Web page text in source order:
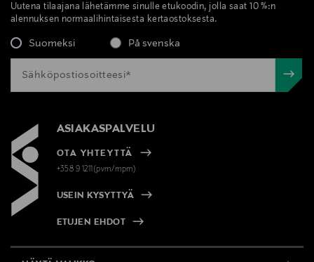
Uutena tilaajana lähetämme sinulle etukoodin, jolla saat 10 %:n
alennuksen normaalihintaisesta kertaostoksesta.
Suomeksi På svenska
ASIAKASPALVELU
OTA YHTEYTTÄ
+358 9 1211(pvm/mpm)
USEIN KYSYTTYÄ
ETUJEN EHDOT